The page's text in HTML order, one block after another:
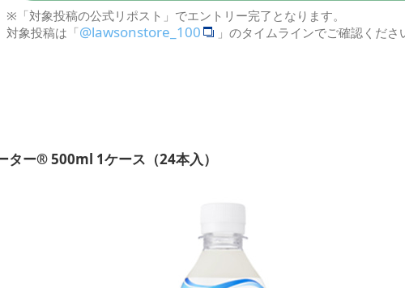
※「対象投稿の公式リポスト」でエントリー完了となります。
対象投稿は「@lawsonstore_100 」のタイムラインでご確認くださ
ター® 500ml 1ケース（24本入）